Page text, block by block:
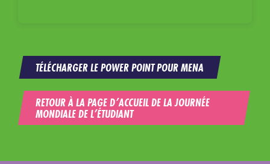
TÉLÉCHARGER LE POWER POINT POUR MENA
RETOUR À LA PAGE D’ACCUEIL DE LA JOURNÉE
MONDIALE DE L’ÉTUDIANT